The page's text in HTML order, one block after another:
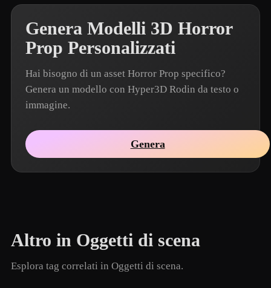
Genera Modelli 3D Horror
Prop Personalizzati
Hai bisogno di un asset Horror Prop specifico?
Genera un modello con Hyper3D Rodin da testo o
immagine.
Genera
Altro in Oggetti di scena
Esplora tag correlati in Oggetti di scena.